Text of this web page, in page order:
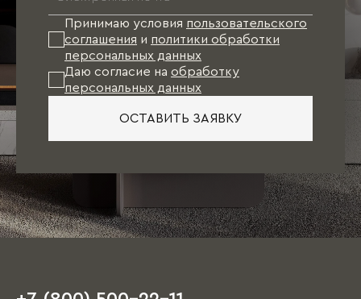
Принимаю условия пользовательского
соглашения и политики обработки
персональных данных
Даю согласие на обработку
персональных данных
ОСТАВИТЬ ЗАЯВКУ